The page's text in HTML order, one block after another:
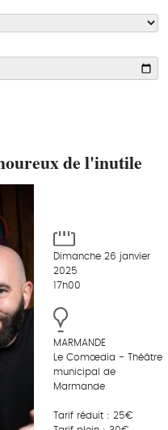
de l'inutile
Dimanche 26 janvier
2025
17h00
MARMANDE
Le Comœdia - Théâtre
municipal de
Marmande
Tarif réduit : 25€